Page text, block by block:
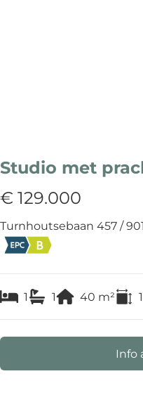
Studio met
€ 129.000
Turnhoutsebaan 457 /
1 1 40 m²
Info